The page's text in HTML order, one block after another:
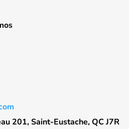
201, Saint-Eustache, QC J7R